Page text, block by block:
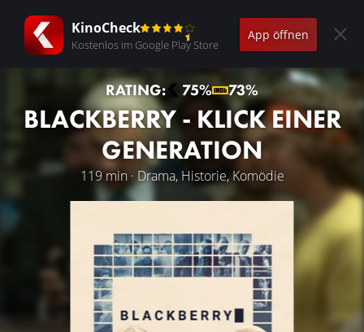
KinoCheck
Kostenlos im Google Play Store
App öffnen
RATING: 75% 73%
BLACKBERRY - KLICK EINER
GENERATION
119 min · Drama, Historie, Komödie